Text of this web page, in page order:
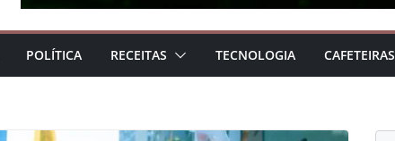
POLÍTICA RECEITAS TECNOLOGIA CAFETEIRAS